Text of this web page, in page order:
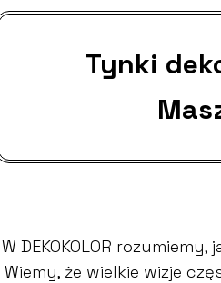
Tynki
W DEKOKOLOR
Wiemy, że wielkie wizje